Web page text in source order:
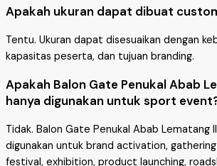
Apakah ukuran dapat dibuat
Tentu. Ukuran dapat disesuaikan dengan
kapasitas peserta, dan tujuan branding.
Apakah Balon Gate Penukal Abab
hanya digunakan untuk sport
Tidak. Balon Gate Penukal Abab Lematang
digunakan untuk brand activation,
festival, exhibition, product launching,